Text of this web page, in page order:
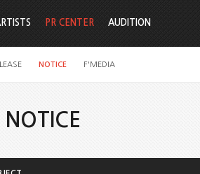
PR CENTER
NOTICE F'MEDIA
AUDITION
NOTICE